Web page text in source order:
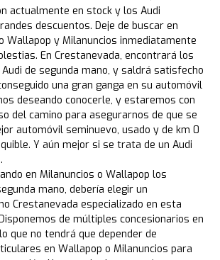
actualmente en stock y los Audi
descuentos. Deje de buscar en
Wallapop y Milanuncios inmediatamente
En Crestanevada, encontrará los
de segunda mano, y saldrá satisfecho
una gran ganga en su automóvil
deseando conocerle, y estaremos con
del camino para asegurarnos de que se
automóvil seminuevo, usado y de km 0
Y aún mejor si se trata de un Audi
en Milanuncios o Wallapop los
mano, debería elegir un
Crestanevada especializado en esta
de múltiples concesionarios en
que no tendrá que depender de
en Wallapop o Milanuncios para